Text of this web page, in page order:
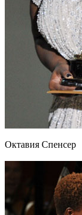
Октавия Спенсер